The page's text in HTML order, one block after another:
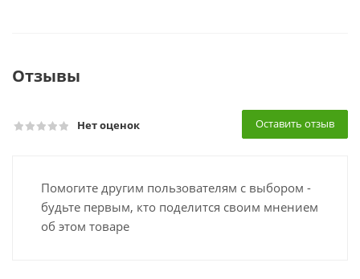
Отзывы
Нет оценок Оставить отзыв
Помогите другим пользователям с выбором -
будьте первым, кто поделится своим мнением
об этом товаре